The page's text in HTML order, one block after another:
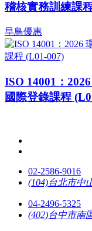
稽核實務訓練課
早鳥優惠
ISO 14001：
國際登錄課程
02-2586-9016
(104)台北市中
04-2496-5325
(402)台中市南